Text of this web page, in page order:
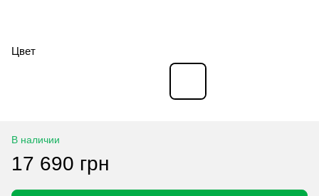
Цвет
В наличии
17 690 грн